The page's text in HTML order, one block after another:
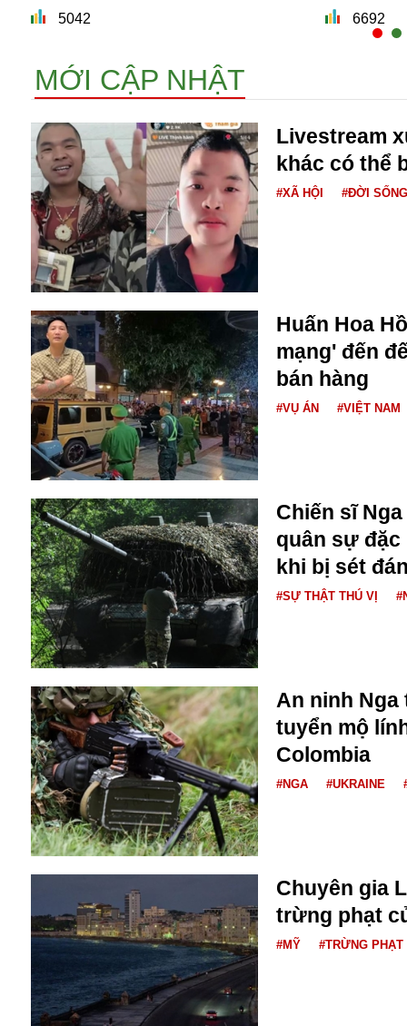
Bóng đá
Bí ẩn
Bitcoin
Bamboo Airways
Báo Nga có gì?
Biển Đông
Barrack Obama
Bắc Kinh
Buôn bán ở Nga
Bộ Quốc phòng
Bác Hồ
Bộ Y tế
Bão tuyết
Bệnh viện
Bản quyền
Bảo tàng
Blockchain
Bộ Ngoại giao
Bình Dương
Biển Đen
Bình Định
Bulgaria
Biến chủng
Baikal
Bakhmut
Bulagria
Crimea
Chính trị
Công nghệ
Chuyện hay
Chuyện lạ
Cuộc sống quanh ta
Casino
Chiến tranh thương mại
Chi hội phụ nữ TTTM Mátxcơva
Chợ Vòm
Cảnh sát
Cao tốc
Canada
5042 6692
MỚI CẬP NHẬT
Livestream
khác có thể
#XÃ HỘI #ĐỜI SỐNG
Huấn Hoa
mạng' đến
bán hàng
#VỤ ÁN #VIỆT NAM
Chiến sĩ
quân sự đặc
khi bị sét
#SỰ THẬT THÚ VỊ
An ninh Nga
tuyển mộ
Colombia
#NGA #UKRAINE
Chuyên gia
trừng phạt
#MỸ #TRỪNG PHẠT